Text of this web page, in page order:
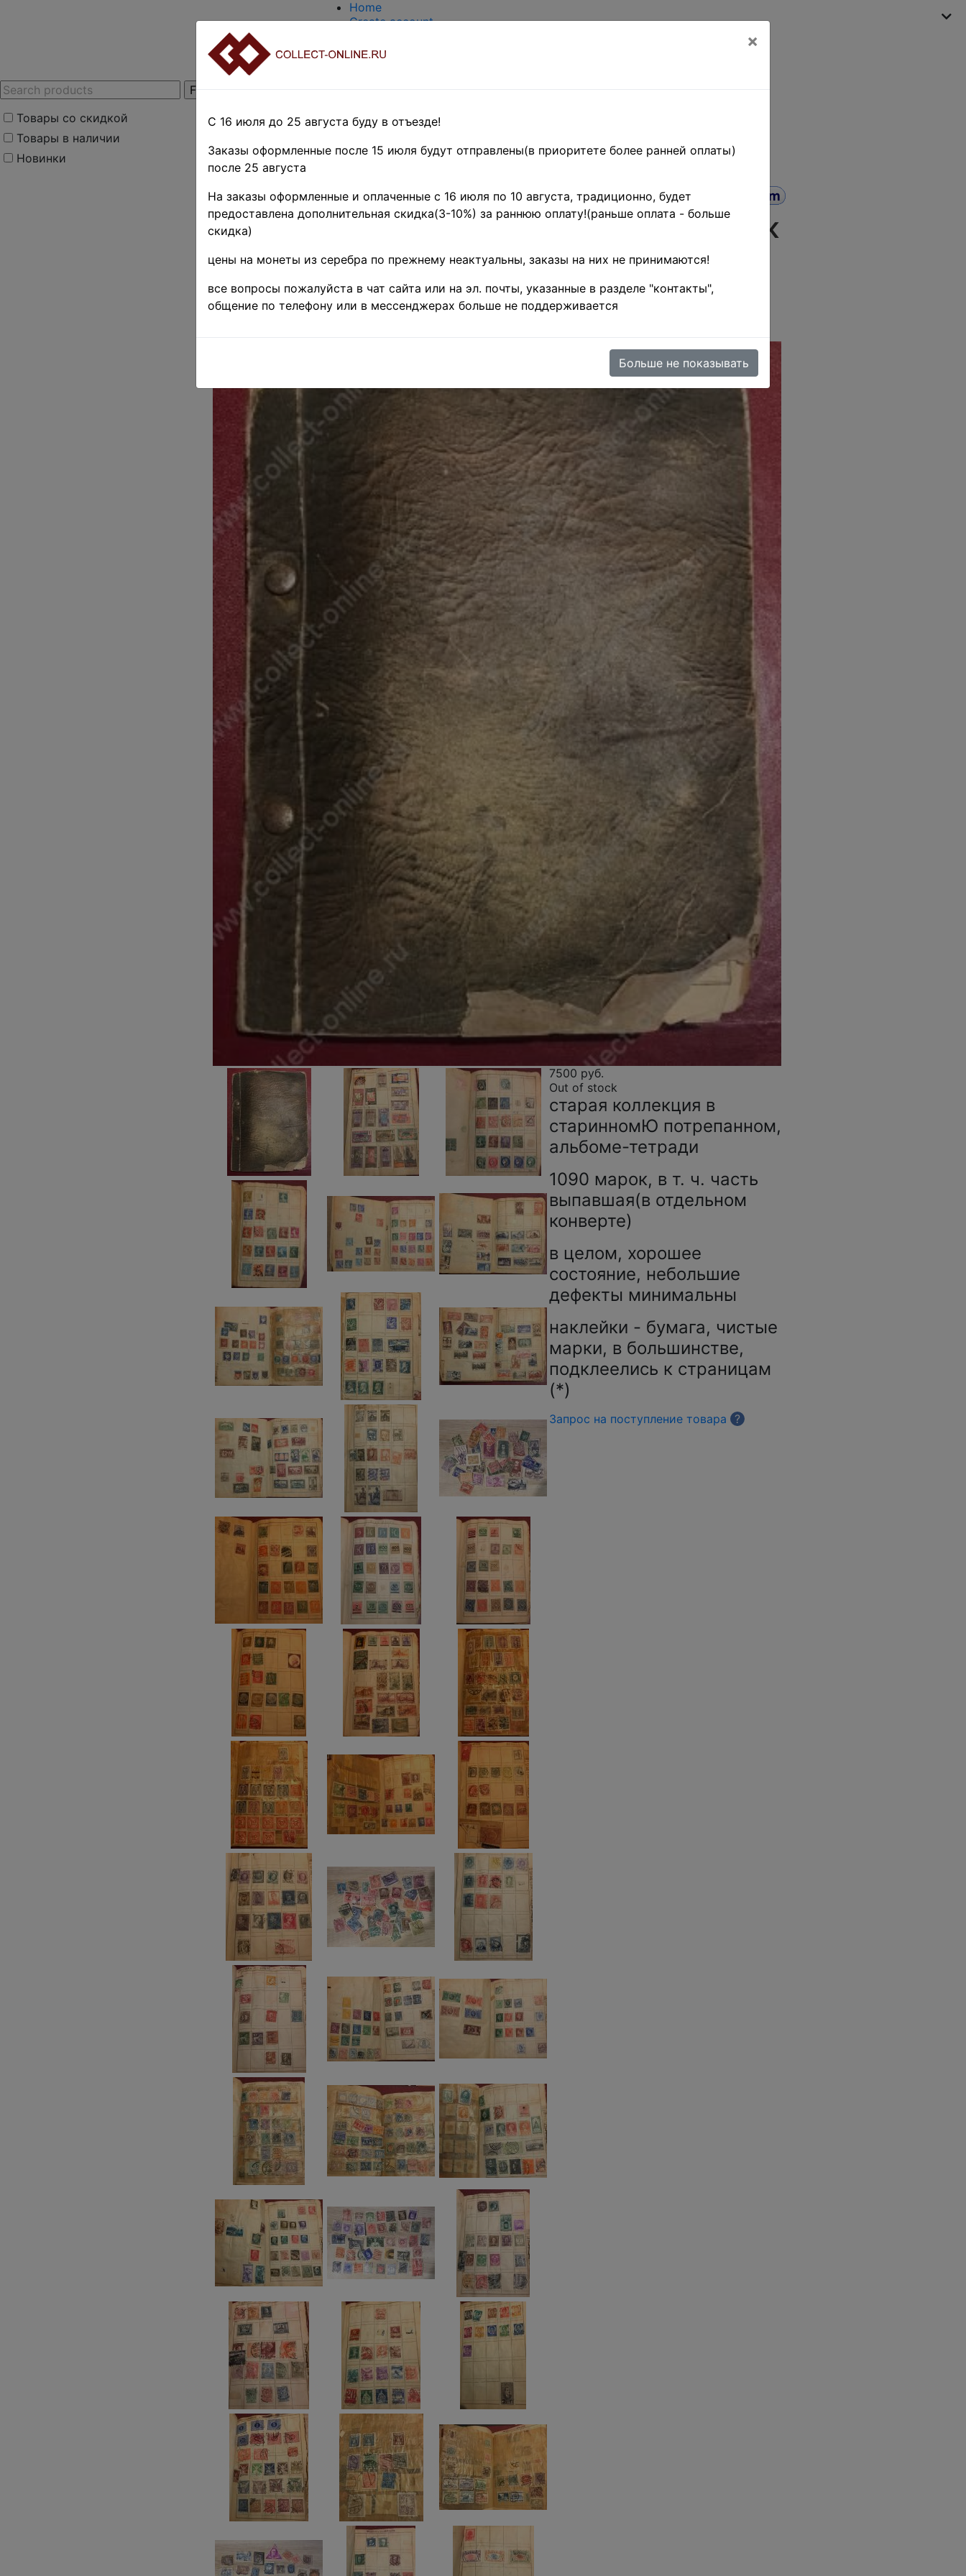
Товары со скидкой
Товары в наличии
Новинки
Home
Create account
About Collect-Online
Оценка и покупка
EASY SEARCH
Home Stamps
Коллекции в
альбомах
Коллекция 1090 старых, разных! марок
(в основном, до 1945 г.) в старинном
альбоме-тетради • 7 руб. за марку!
7500 руб.
Out of stock
старая коллекция в
старинномЮ потрепанном,
альбоме-тетради
1090 марок, в т. ч. часть
выпавшая(в отдельном
конверте)
в целом, хорошее
состояние, небольшие
дефекты минимальны
наклейки - бумага, чистые
марки, в большинстве,
подклеелись к страницам
(*)
Запрос на поступление товара ?
×
С 16 июля до 25 августа буду в отъезде!
Заказы оформленные после 15 июля будут отправлены(в приоритете более ранней оплаты)
после 25 августа
На заказы оформленные и оплаченные с 16 июля по 10 августа, традиционно, будет
предоставлена дополнительная скидка(3-10%) за раннюю оплату!(раньше оплата - больше
скидка)
цены на монеты из серебра по прежнему неактуальны, заказы на них не принимаются!
все вопросы пожалуйста в чат сайта или на эл. почты, указанные в разделе "контакты",
общение по телефону или в мессенджерах больше не поддерживается
Больше не показывать